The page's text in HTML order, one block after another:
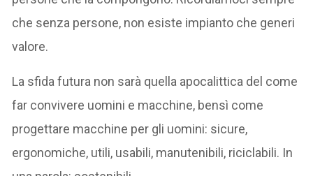
che senza persone, non esiste impianto che generi
valore.
La sfida futura non sarà quella apocalittica del come
far convivere uomini e macchine, bensì come
progettare macchine per gli uomini: sicure,
ergonomiche, utili, usabili, manutenibili, riciclabili. In